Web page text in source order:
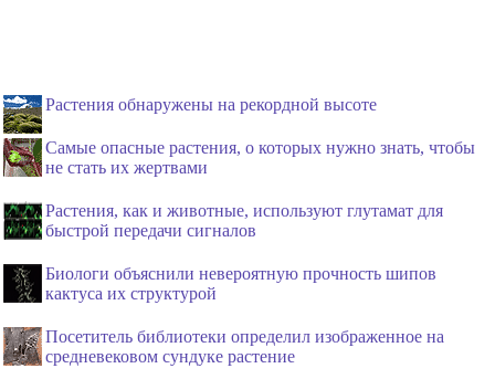
Растения обнаружены на рекордной высоте
Самые опасные растения, о которых нужно знать, чтобы
не стать их жертвами
Растения, как и животные, используют глутамат для
быстрой передачи сигналов
Биологи объяснили невероятную прочность шипов
кактуса их структурой
Посетитель библиотеки определил изображенное на
средневековом сундуке растение